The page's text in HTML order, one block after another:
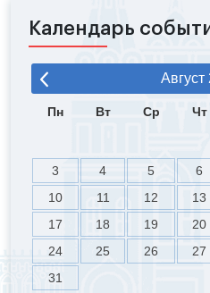
Календарь
Август
Пн Вт Ср Чт
3
4 5 6
10
11 12 13
17
18 19 20
24
25 26 27
31